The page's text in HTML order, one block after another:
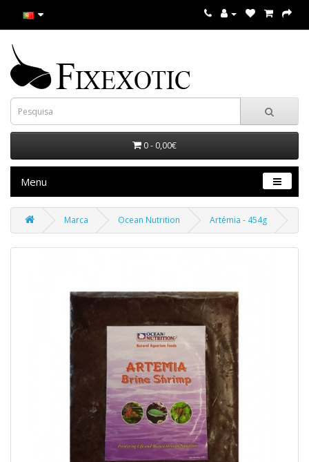
0 - 0,00€
Menu
Marca Ocean Nutrition Artémia - 454g